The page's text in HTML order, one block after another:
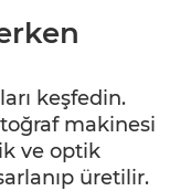
keşfedin.
makinesi
ve optik
üretilir.